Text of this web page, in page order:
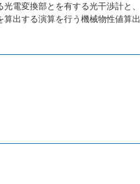
電変換部とを有する光干渉計と、
出する演算を行う機械物性値算出